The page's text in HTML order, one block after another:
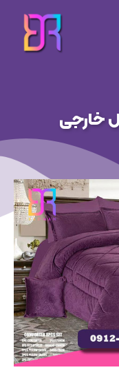
خارجی